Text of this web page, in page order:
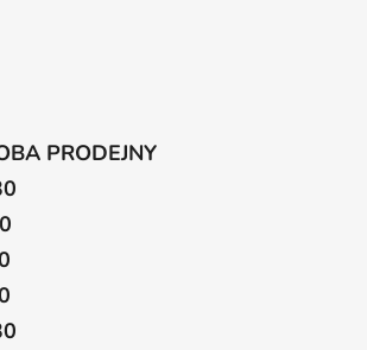
PRODEJNY